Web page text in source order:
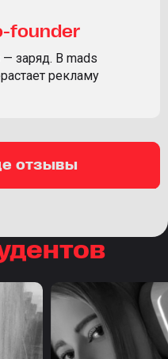
founder
заряд. В mads
рекламу
отзывы